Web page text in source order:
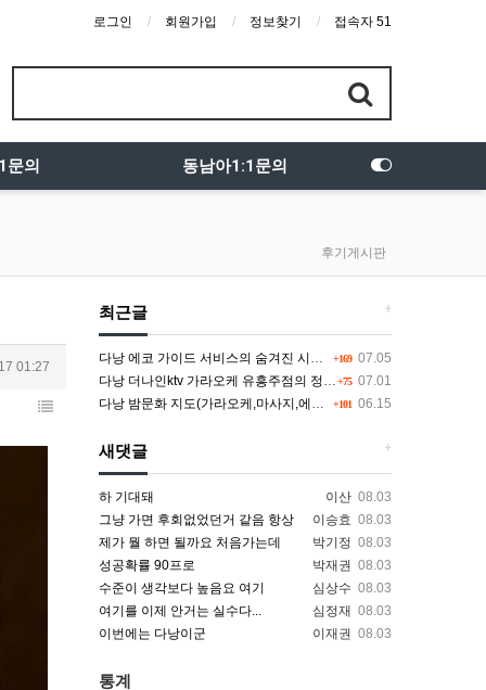
로그인 회원가입 정보찾기 접속자 51
문의 동남아1:1문의
후기게시판
01:27
+
최근글
+169 07.05
다낭 에코 가이드 서비스의 숨겨진 시스템과 다채로운 인력 풀의 진실
+75 07.01
다낭 더나인ktv 가라오케 유흥주점의 정석을 찾고 있다면 여기
+101 06.15
다낭 밤문화 지도(가라오케,마사지,에코걸,토킹바,클럽) 유흥별 가격 및 후기공유
+
새댓글
이산 08.03
하 기대돼
이승효 08.03
그냥 가면 후회없었던거 같음 항상
박기정 08.03
제가 뭘 하면 될까요 처음가는데
박재권 08.03
성공확률 90프로
심상수 08.03
수준이 생각보다 높음요 여기
심정재 08.03
여기를 이제 안거는 실수다...
이재권 08.03
이번에는 다낭이군
통계